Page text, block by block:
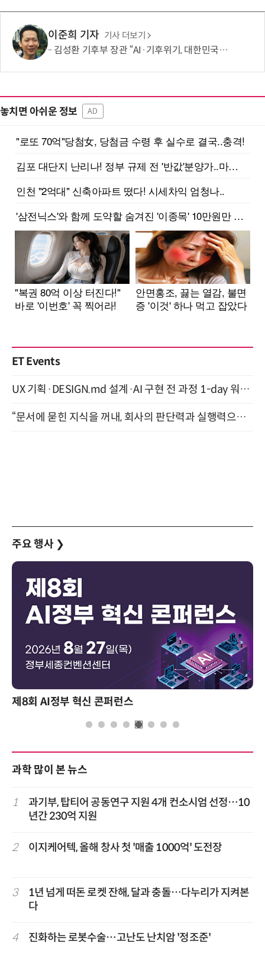
이준희 기자 기사 더보기
김성환 기후부 장관 “AI·기후위기, 대한민국이 함께 해결할 첫 국가 될 것”
놓치면 아쉬운 정보 AD
ET Events
UX 기획·DESIGN.md 설계·AI 구현 전 과정 1-day 워크숍 with Claude Code·Codex 9월 15일 개최
“문서에 묻힌 지식을 꺼내, 회사의 판단력과 실행력으로 바꾸다” (8/20)
주요 행사 ❯
제8회 AI정부 혁신 콘퍼런스
과학 많이 본 뉴스
1
과기부, 탑티어 공동연구 지원 4개 컨소시엄 선정…10
년간 230억 지원
2 이지케어텍, 올해 창사 첫 '매출 1000억' 도전장
3
1년 넘게 떠돈 로켓 잔해, 달과 충돌…다누리가 지켜본
다
4 진화하는 로봇수술…고난도 난치암 '정조준'